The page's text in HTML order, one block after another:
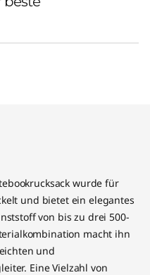
wurde für
und bietet ein elegantes
von bis zu drei 500-
macht ihn
und
Eine Vielzahl von